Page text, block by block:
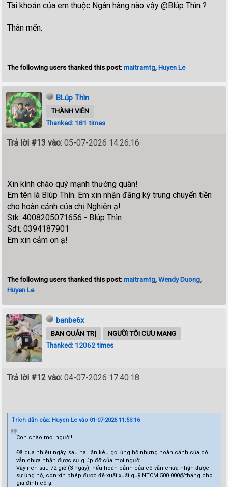
Tài khoản của em thuộc Ngân hàng nào vậy @Blúp Thìn ?
Thân mến.
The following users thanked this post:maitramtg,Huyen Le
BLúp Thìn
THÀNH VIÊN
Thanked: 181 times
Trả lời #13 vào: 05-07-2026 14:26:16
Xin kính chào quý mạnh thường quân!
Em tên là Blúp Thìn. Em xin nhận đăng ký trung chuyển tiền
cho hoàn cảnh của chị Nghiên ạ!
Stk: 4008205071656 - Blúp Thìn
Sđt: 0394187901
Em xin cảm ơn ạ!
The following users thanked this post:maitramtg,Wendy Duong,
Huyen Le
banbe6x
BAN QUẢN TRỊ
NGƯỜI TÔI CƯU MANG
Thanked: 12062 times
Trả lời #12 vào: 04-07-2026 17:40:18
Trích dẫn của: Huyen Le vào 01-07-2026 11:53:16
Con chào mọi người!
Đã qua nhiều ngày, sau hai lần kêu gọi ủng hộ nhưng hoàn cảnh của cô
vẫn chưa nhận được sự giúp đỡ của mọi người.
Vậy nên sau 72 giờ (3 ngày), nếu hoàn cảnh của cô vẫn chưa nhận được
sự ủng hộ, con xin phép được đề xuất xuất quỹ NTCM 500.000₫/tháng cho
gia đình cô ạ!